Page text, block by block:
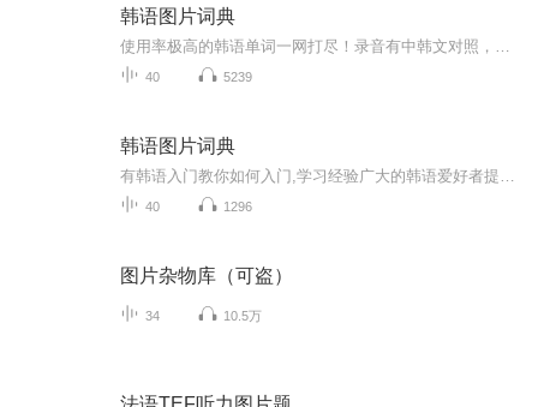
韩语图片词典
40 5239
韩语图片词典
40 1296
图片杂物库（可盗）
34 10.5万